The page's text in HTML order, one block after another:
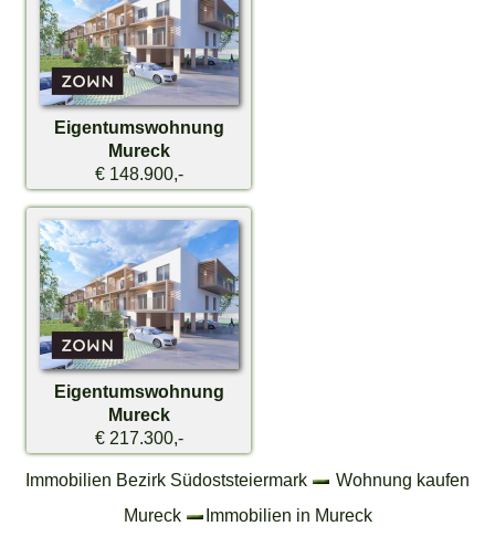
Eigentumswohnung
Mureck
€ 148.900,-
Eigentumswohnung
Mureck
€ 217.300,-
Immobilien Bezirk Südoststeiermark
Wohnung kaufen
Mureck
Immobilien in Mureck